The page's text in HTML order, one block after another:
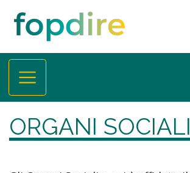
ORGANI SOCIALI